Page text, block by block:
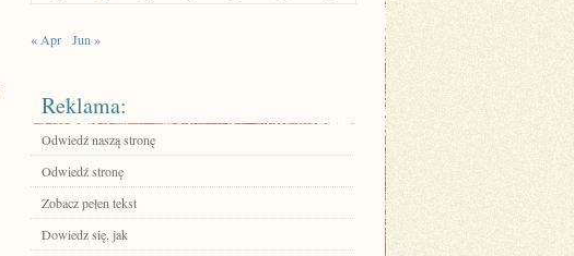
« Apr Jun »
Reklama:
Odwiedź naszą stronę
Odwiedź stronę
Zobacz pełen tekst
Dowiedz się, jak